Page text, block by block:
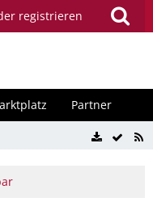
registrieren
Partner